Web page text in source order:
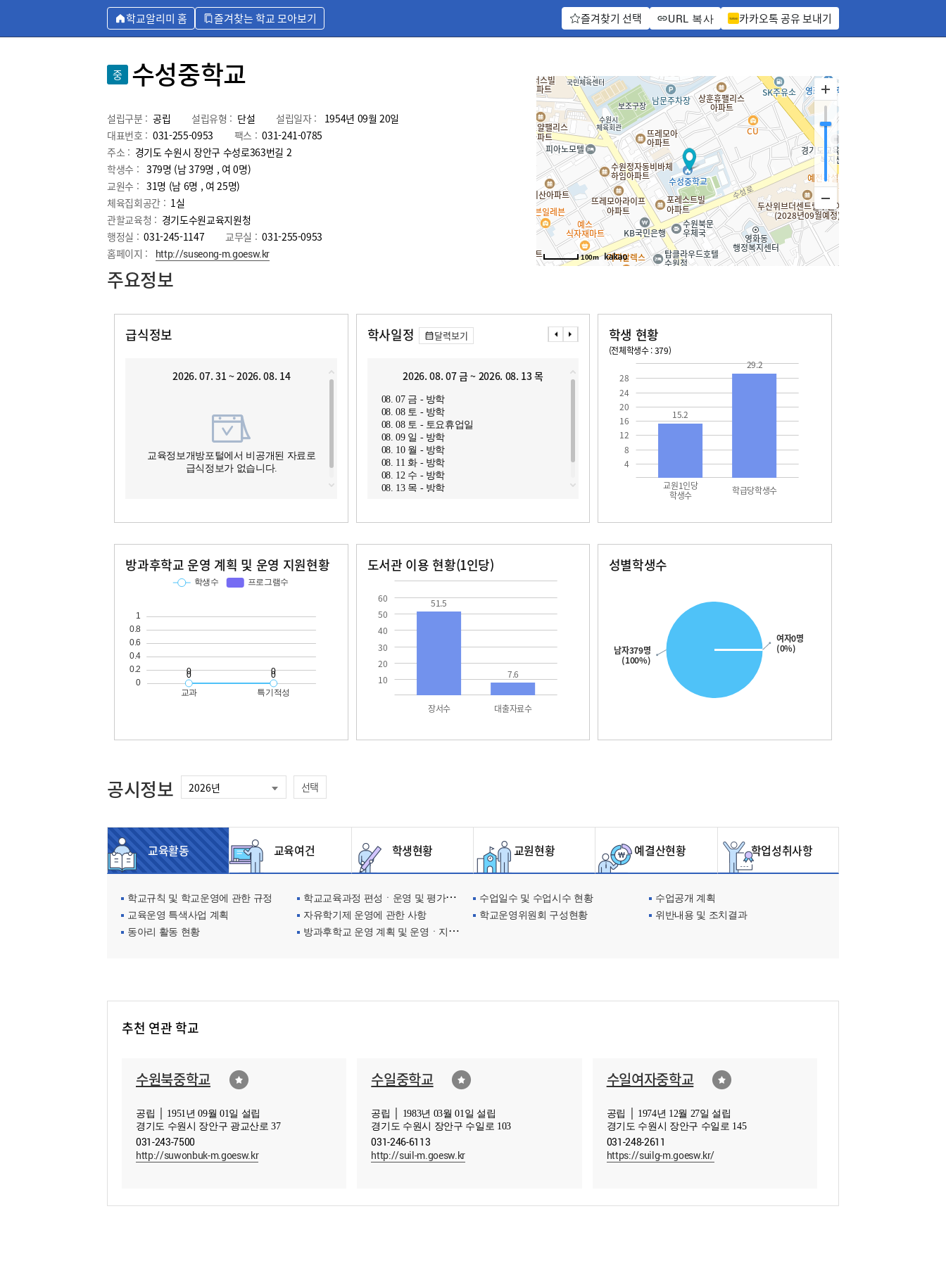
학교알리미 홈 즐겨찾는 학교 모아보기 즐겨찾기 선택 URL 복사 카카오톡 공유 보내기
중 수성중학교
설립구분 : 공립 설립유형 : 단설 설립일자 :
1954년 09월 20일
대표번호 : 031-255-0953 팩스 : 031-241-0785
주소 : 경기도 수원시 장안구 수성로363번길 2
학생수 : 379명 (남 379명 , 여 0명)
교원수 : 31명 (남 6명 , 여25명)
체육집회공간 : 1실
관할교육청 : 경기도수원교육지원청
행정실 : 031-245-1147 교무실 : 031-255-0953
홈페이지 :
http://suseong-m.goesw.kr 100m
주요정보
급식정보
2026. 07. 31 ~ 2026. 08. 14
교육정보개방포털에서 비공개된 자료로
급식정보가 없습니다.
학사일정 달력보기
2026. 08. 07 금 ~ 2026. 08. 13 목
08. 07 금 - 방학
08. 08 토 - 방학
08. 08 토 - 토요휴업일
08. 09 일 - 방학
08. 10 월 - 방학
08. 11 화 - 방학
08. 12 수 - 방학
08. 13 목 - 방학
2026. 08. 14 금 ~ 2026. 08. 20 목
08. 15 토 - 방학
08. 15 토 - 광복절
08. 16 일 - 방학
08. 17 월 - 방학
08. 17 월 - 대체공휴일
학생 현황
(전체학생수 : 379)
4
8
12
16
20
24
28
교원1인당
학생수 학급당학생수
15.2
29.2
방과후학교 운영 계획 및 운영 지원현황 도서관 이용 현황(1인당)
10
20
30
40
50
60
장서수 대출자료수
51.5
7.6
성별학생수
남자379명
(100%)
여자0명
(0%)
공시정보 선택
교육활동 교육여건 학생현황 교원현황 예결산현황 학업성취사항
학교규칙 및 학교운영에 관한 규정 학교교육과정 편성ㆍ운영 및 평가에 관한 사항 수업일수 및 수업시수 현황
수업공개 계획
교육운영 특색사업 계획
자유학기제 운영에 관한 사항 학교운영위원회 구성현황
위반내용 및 조치결과
동아리 활동 현황
방과후학교 운영 계획 및 운영ㆍ지원현황
추천 연관 학교
수원북중학교
공립 │ 1951년 09월 01일 설립
경기도 수원시 장안구 광교산로 37
031-243-7500
http://suwonbuk-m.goesw.kr
수일중학교
공립 │ 1983년 03월 01일 설립
경기도 수원시 장안구 수일로 103
031-246-6113
http://suil-m.goesw.kr
수일여자중학교
공립 │ 1974년 12월 27일 설립
경기도 수원시 장안구 수일로 145
031-248-2611
https://suilg-m.goesw.kr/